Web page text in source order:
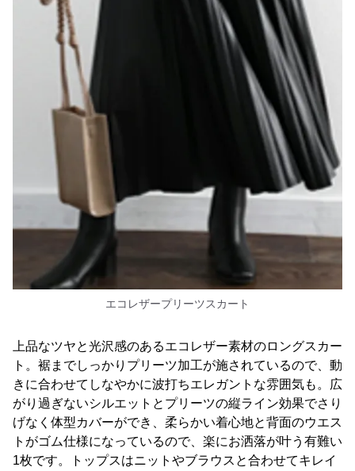
エコレザープリーツスカート
上品なツヤと光沢感のあるエコレザー素材のロングスカー
ト。裾までしっかりプリーツ加工が施されているので、動
きに合わせてしなやかに波打ちエレガントな雰囲気も。広
がり過ぎないシルエットとプリーツの縦ライン効果でさり
げなく体型カバーができ、柔らかい着心地と背面のウエス
トがゴム仕様になっているので、楽にお洒落が叶う有難い
1枚です。トップスはニットやブラウスと合わせてキレイ